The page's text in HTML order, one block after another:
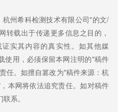
州希科检测技术有限公司"的文/
转载出于传递更多信息之目的，
实其内容的真实性。如其他媒
使用，必须保留本网注明的"稿件
任。如擅自篡改为"稿件来源：杭
本网将依法追究责任。如对稿件
系。